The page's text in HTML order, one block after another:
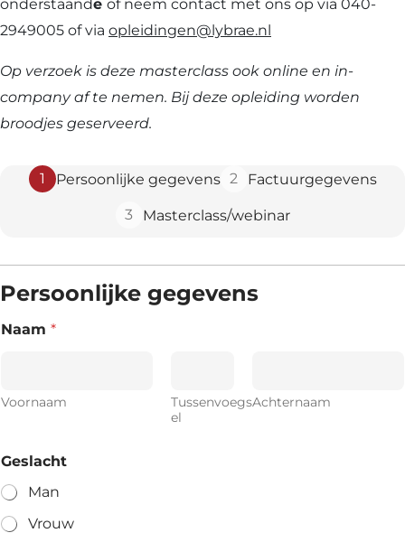
onderstaande of neem contact met ons op via 040-
2949005 of via opleidingen@lybrae.nl
Op verzoek is deze masterclass ook online en in-
company af te nemen. Bij deze opleiding worden
broodjes geserveerd.
1 Persoonlijke gegevens 2 Factuurgegevens
3 Masterclass/webinar
Persoonlijke gegevens
Naam *
Voornaam
Tussenvoegs
el
Achternaam
Geslacht
Man
Vrouw